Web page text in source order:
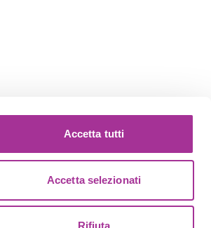
Accetta tutti
Accetta selezionati
Rifiuta